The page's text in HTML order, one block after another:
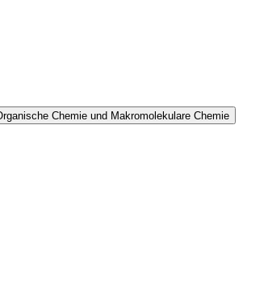
Chemie und Makromolekulare Chemie